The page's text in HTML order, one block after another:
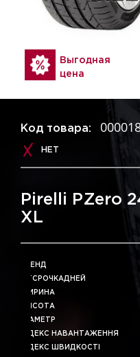
Выгодная
цена
Код товара:
НЕТ
Pirelli PZero
XL
БРЕНД
ОТСРОЧКАДНЕЙ
ШИРИНА
ВЫСОТА
ДІАМЕТР
ІНДЕКС НАВАНТАЖЕННЯ
ІНДЕКС ШВИДКОСТІ